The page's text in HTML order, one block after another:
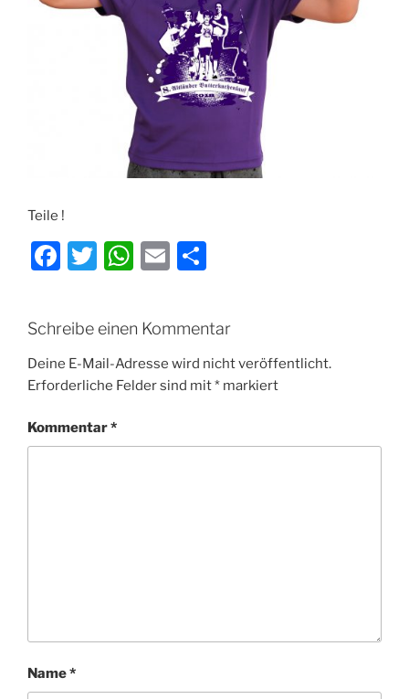
Teile !
F
c
e
b
o
o
T
itt
er
W
at
s
A
p
E
l
le
n
Schreibe einen Kommentar
Deine E-Mail-Adresse wird nicht veröffentlicht.
Erforderliche Felder sind mit* markiert
Kommentar*
Name*